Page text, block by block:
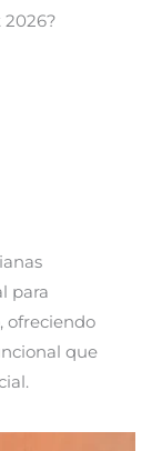
2026?
para
ofreciendo
que